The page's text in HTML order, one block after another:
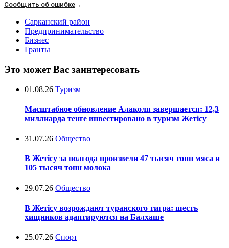
Сообщить об ошибке→
Сарканский район
Предпринимательство
Бизнес
Гранты
Это может Вас заинтересовать
01.08.26 Туризм
Масштабное обновление Алаколя завершается: 12,3
миллиарда тенге инвестировано в туризм Жетісу
31.07.26 Общество
В Жетісу за полгода произвели 47 тысяч тонн мяса и
105 тысяч тонн молока
29.07.26 Общество
В Жетісу возрождают туранского тигра: шесть
хищников адаптируются на Балхаше
25.07.26 Спорт